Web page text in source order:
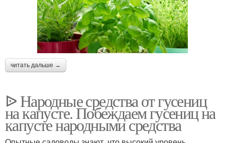
читать дальше →
ᐉ Народные средства от гусениц
на капусте. Побеждаем гусениц на
капусте народными средства